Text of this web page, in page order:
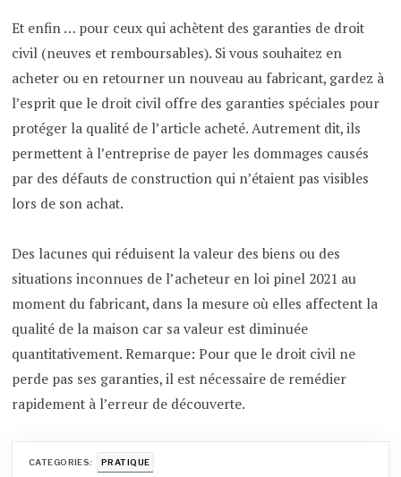
Et enfin … pour ceux qui achètent des garanties de droit
civil (neuves et remboursables). Si vous souhaitez en
acheter ou en retourner un nouveau au fabricant, gardez à
l’esprit que le droit civil offre des garanties spéciales pour
protéger la qualité de l’article acheté. Autrement dit, ils
permettent à l’entreprise de payer les dommages causés
par des défauts de construction qui n’étaient pas visibles
lors de son achat.
Des lacunes qui réduisent la valeur des biens ou des
situations inconnues de l’acheteur en loi pinel 2021 au
moment du fabricant, dans la mesure où elles affectent la
qualité de la maison car sa valeur est diminuée
quantitativement. Remarque: Pour que le droit civil ne
perde pas ses garanties, il est nécessaire de remédier
rapidement à l’erreur de découverte.
CATEGORIES: PRATIQUE